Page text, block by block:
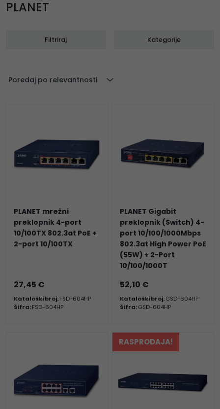
PLANET
Filtriraj Kategorije
Poredaj po relevantnosti
PLANET mrežni
preklopnik 4-port
10/100TX 802.3at PoE +
2-port 10/100TX
27,45 €
Kataloški broj:FSD-604HP
Šifra:FSD-604HP
PLANET Gigabit
preklopnik (Switch) 4-
port 10/100/1000Mbps
802.3at High Power PoE
(55W) + 2-Port
10/100/1000T
52,10 €
Kataloški broj:GSD-604HP
Šifra:GSD-604HP
RASPRODAJA!